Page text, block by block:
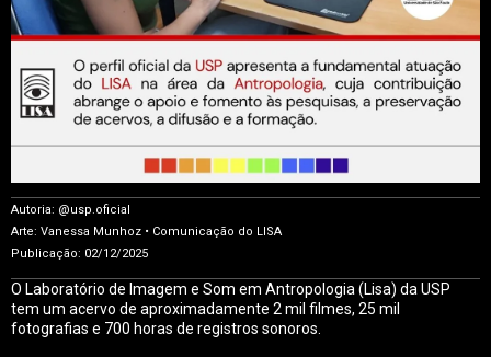
Autoria: @usp.oficial
Arte: Vanessa Munhoz • Comunicação do LISA
Publicação: 02/12/2025
O Laboratório de Imagem e Som em Antropologia (Lisa) da USP
tem um acervo de aproximadamente 2 mil filmes, 25 mil
fotografias e 700 horas de registros sonoros.